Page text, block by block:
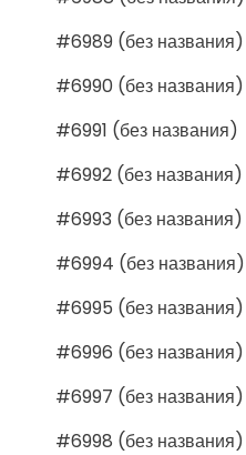
#6989 (без названия)
#6990 (без названия)
#6991 (без названия)
#6992 (без названия)
#6993 (без названия)
#6994 (без названия)
#6995 (без названия)
#6996 (без названия)
#6997 (без названия)
#6998 (без названия)